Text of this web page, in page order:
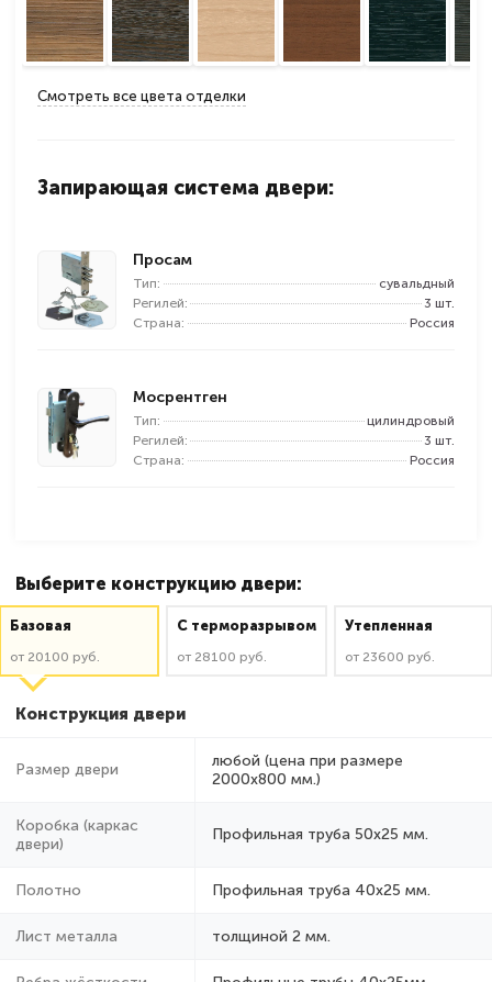
Смотреть все цвета отделки
Запирающая система двери:
Просам
Тип:
сувальдный
Регилей:
3 шт.
Страна:
Россия
Мосрентген
Тип:
цилиндровый
Регилей:
3 шт.
Страна:
Россия
Выберите конструкцию двери:
Базовая
от 20100 руб.
C терморазрывом
от 28100 руб.
Утепленная
от 23600 руб.
Конструкция двери
Размер двери
любой (цена при размере
2000x800 мм.)
Коробка (каркас
двери)
Профильная труба 50х25 мм.
Полотно Профильная труба 40х25 мм.
Лист металла толщиной 2 мм.